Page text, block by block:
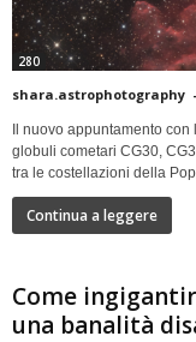
280
shara.astrophotography -
Il nuovo appuntamento
globuli cometari CG30,
tra le costellazioni della
Continua a leggere
Come
una banalità